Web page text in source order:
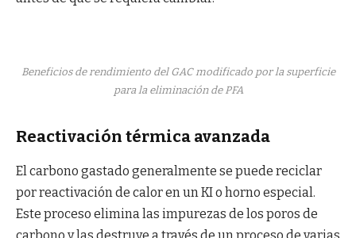
Beneficios de rendimiento del GAC modificado por la superficie
para la eliminación de PFA
Reactivación térmica avanzada
El carbono gastado generalmente se puede reciclar
por reactivación de calor en un KI o horno especial.
Este proceso elimina las impurezas de los poros de